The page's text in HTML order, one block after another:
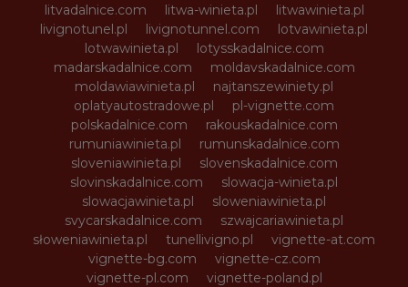
litvadalnice.com
litwa-winieta.pl
litwawinieta.pl
livignotunel.pl
livignotunnel.com
lotvawinieta.pl
lotwawinieta.pl
lotysskadalnice.com
madarskadalnice.com
moldavskadalnice.com
moldawiawinieta.pl
najtanszewiniety.pl
oplatyautostradowe.pl
pl-vignette.com
polskadalnice.com
rakouskadalnice.com
rumuniawinieta.pl
rumunskadalnice.com
sloveniawinieta.pl
slovenskadalnice.com
slovinskadalnice.com
slowacja-winieta.pl
slowacjawinieta.pl
sloweniawinieta.pl
svycarskadalnice.com
szwajcariawinieta.pl
słoweniawinieta.pl
tunellivigno.pl
vignette-at.com
vignette-bg.com
vignette-cz.com
vignette-pl.com
vignette-poland.pl